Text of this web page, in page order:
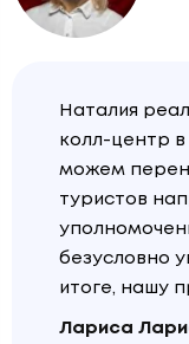
Наталия
колл-центр
можем
туристов
безусловно
итоге, нашу
Лариса